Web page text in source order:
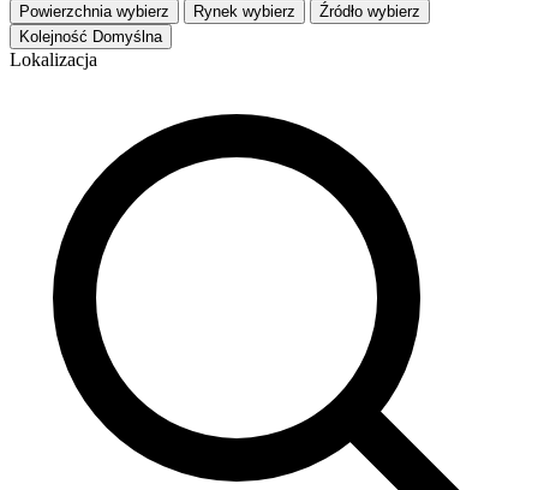
Powierzchnia wybierz Rynek wybierz Źródło wybierz
Kolejność Domyślna
Lokalizacja